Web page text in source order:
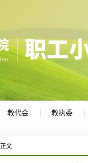
教代会 教执委
正文